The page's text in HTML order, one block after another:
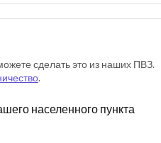
сделать это из наших ПВЗ.
.
населенного пункта